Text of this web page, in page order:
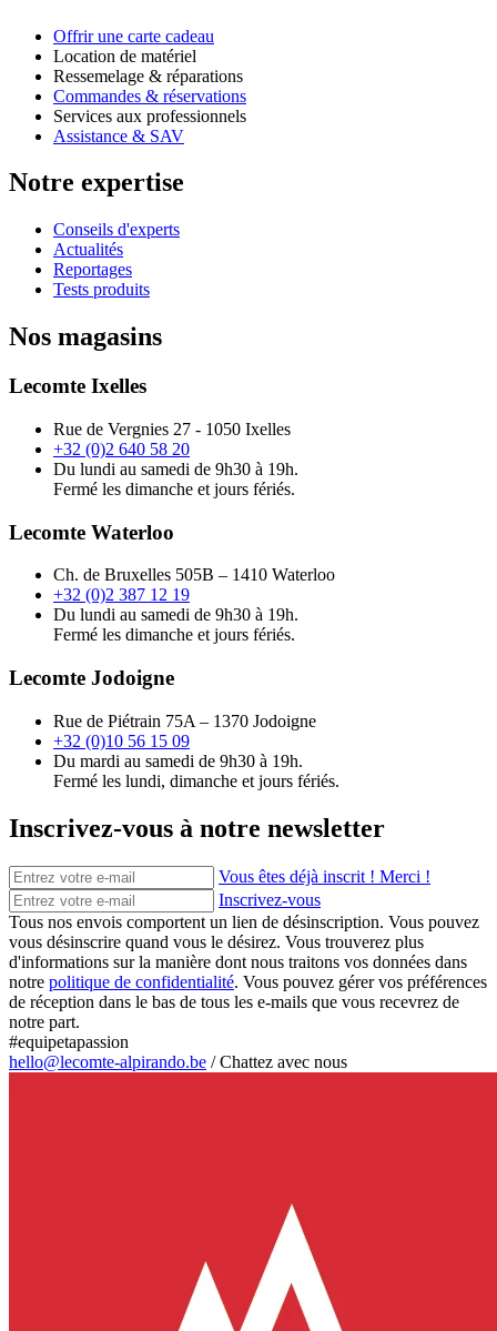
Offrir une carte cadeau
Location de matériel
Ressemelage & réparations
Commandes & réservations
Services aux professionnels
Assistance & SAV
Notre expertise
Conseils d'experts
Actualités
Reportages
Tests produits
Nos magasins
Lecomte Ixelles
Rue de Vergnies 27 - 1050 Ixelles
+32 (0)2 640 58 20
Du lundi au samedi de 9h30 à 19h.
Fermé les dimanche et jours fériés.
Lecomte Waterloo
Ch. de Bruxelles 505B – 1410 Waterloo
+32 (0)2 387 12 19
Du lundi au samedi de 9h30 à 19h.
Fermé les dimanche et jours fériés.
Lecomte Jodoigne
Rue de Piétrain 75A – 1370 Jodoigne
+32 (0)10 56 15 09
Du mardi au samedi de 9h30 à 19h.
Fermé les lundi, dimanche et jours fériés.
Inscrivez-vous à notre newsletter
Vous êtes déjà inscrit ! Merci !
Inscrivez-vous
Tous nos envois comportent un lien de désinscription. Vous pouvez
vous désinscrire quand vous le désirez. Vous trouverez plus
d'informations sur la manière dont nous traitons vos données dans
notre politique de confidentialité. Vous pouvez gérer vos préférences
de réception dans le bas de tous les e-mails que vous recevrez de
notre part.
#equipetapassion
hello@lecomte-alpirando.be /Chattez avec nous